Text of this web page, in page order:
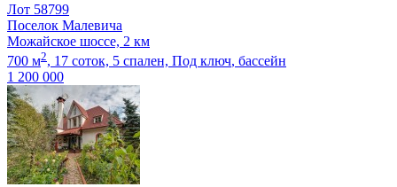
Лот 58799
Поселок Малевича
Можайское шоссе, 2 км
700 м2, 17 соток, 5 спален, Под ключ, бассейн
1 200 000